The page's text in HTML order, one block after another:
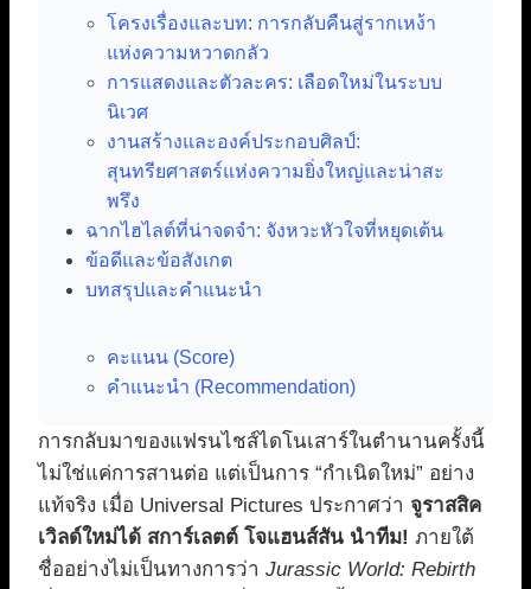
โครงเรื่องและบท: การกลับคืนสู่รากเหง้า
แห่งความหวาดกลัว
การแสดงและตัวละคร: เลือดใหม่ในระบบ
นิเวศ
งานสร้างและองค์ประกอบศิลป์:
สุนทรียศาสตร์แห่งความยิ่งใหญ่และน่าสะ
พรึง
ฉากไฮไลต์ที่น่าจดจำ: จังหวะหัวใจที่หยุดเต้น
ข้อดีและข้อสังเกต
บทสรุปและคำแนะนำ
คะแนน (Score)
คำแนะนำ (Recommendation)
การกลับมาของแฟรนไชส์ไดโนเสาร์ในตำนานครั้งนี้
ไม่ใช่แค่การสานต่อ แต่เป็นการ “กำเนิดใหม่” อย่าง
แท้จริง เมื่อ Universal Pictures ประกาศว่า จูราสสิค
เวิลด์ใหม่ได้ สการ์เลตต์ โจแฮนส์สัน นำทีม! ภายใต้
ชื่ออย่างไม่เป็นทางการว่า Jurassic World: Rebirth